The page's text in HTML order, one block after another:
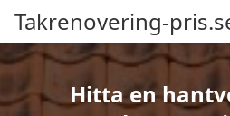
Takrenovering-
Hitta en